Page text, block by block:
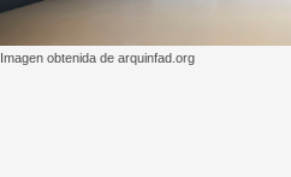
Imagen obtenida de arquinfad.org